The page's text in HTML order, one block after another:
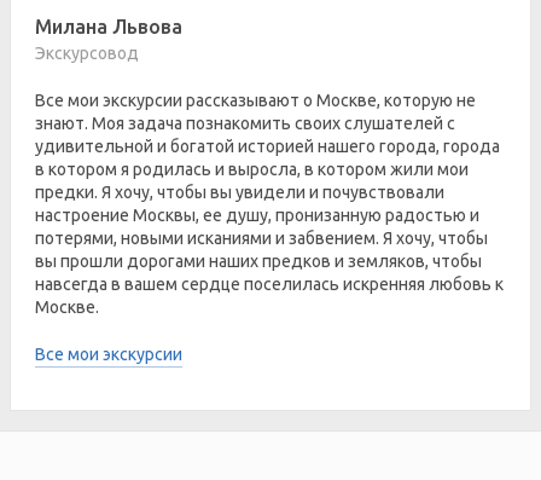
Милана Львова
Экскурсовод
Все мои экскурсии рассказывают о Москве, которую не
знают. Моя задача познакомить своих слушателей с
удивительной и богатой историей нашего города, города
в котором я родилась и выросла, в котором жили мои
предки. Я хочу, чтобы вы увидели и почувствовали
настроение Москвы, ее душу, пронизанную радостью и
потерями, новыми исканиями и забвением. Я хочу, чтобы
вы прошли дорогами наших предков и земляков, чтобы
навсегда в вашем сердце поселилась искренняя любовь к
Москве.
Все мои экскурсии